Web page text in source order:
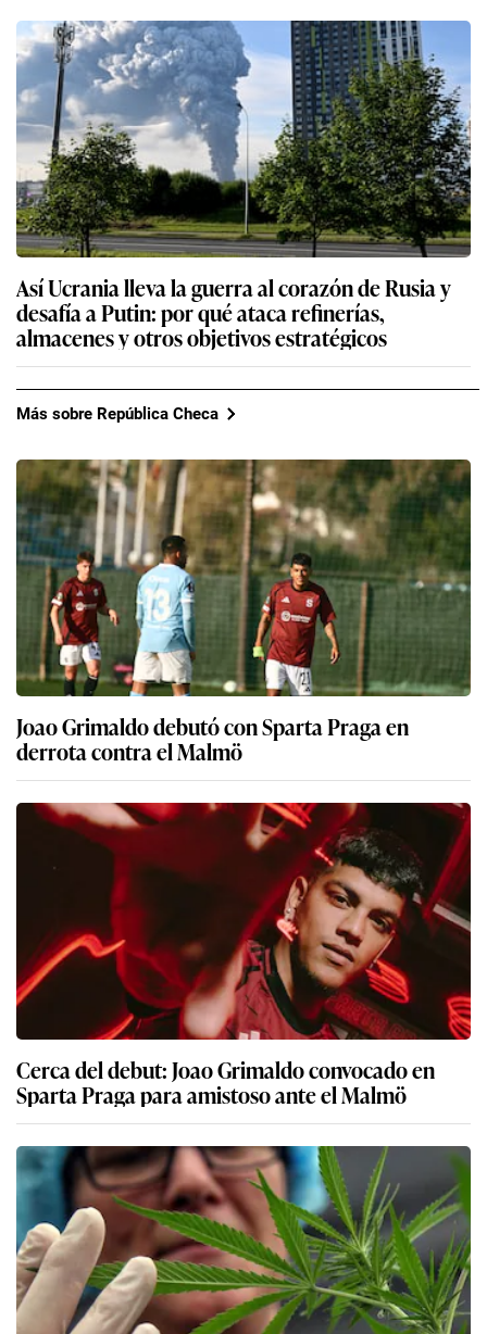
Así Ucrania lleva la guerra al corazón de Rusia y
desafía a Putin: por qué ataca refinerías,
almacenes y otros objetivos estratégicos
Más sobre República Checa
Joao Grimaldo debutó con Sparta Praga en
derrota contra el Malmö
Cerca del debut: Joao Grimaldo convocado en
Sparta Praga para amistoso ante el Malmö